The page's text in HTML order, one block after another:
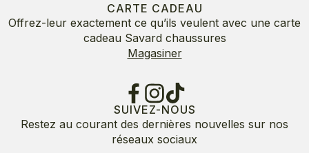
CARTE CADEAU
Offrez-leur exactement ce qu’ils veulent avec une carte
cadeau Savard chaussures
Magasiner
SUIVEZ-NOUS
Restez au courant des dernières nouvelles sur nos
réseaux sociaux